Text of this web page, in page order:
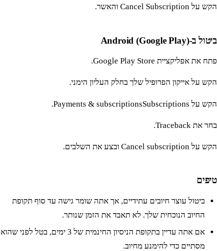
הקש על Cancel Subscription והאשר.
ביטול ב-Android (Google Play)
פתח את אפליקציית Google Play Store.
הקש על אייקון הפרופיל שלך בחלק העליון הימני.
הקש על Payments & subscriptionsSubscriptions.
בחר את Traceback.
הקש על Cancel subscription ובצע את השלבים.
טיפים
ביטול עוצר חיובים עתידיים, אך אתה שומר גישה עד סוף תקופת
החיוב הנוכחית שלך. לא תאבד את הזמן שנותר.
אם אתה עדיין בתקופת הניסיון החינמית של 3 ימים, בטל לפני שהוא
מסתיים כדי להימנע מחיוב.